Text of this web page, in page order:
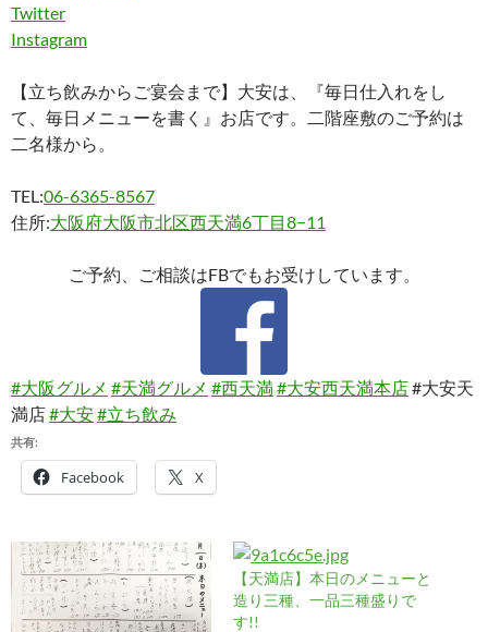
Twitter
Instagram
【立ち飲みからご宴会まで】大安は、『毎日仕入れをし
て、毎日メニューを書く』お店です。二階座敷のご予約は
二名様から。
TEL:06-6365-8567
住所:大阪府大阪市北区西天満6丁目8−11
ご予約、ご相談はFBでもお受けしています。
#大阪グルメ #天満グルメ #西天満#大安西天満本店#大安天
満店#大安#立ち飲み
共有:
Facebook X
【天満店】本日のメニューと
造り三種、一品三種盛りで
す!!